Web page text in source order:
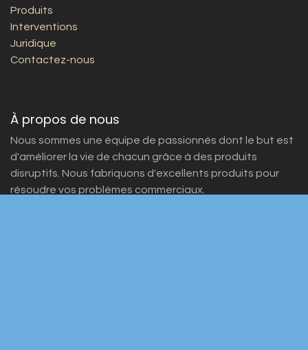
Produits
Interventions
Juridique
Contactez-nous
À propos de nous
Nous sommes une équipe de passionnés dont le but est
d'améliorer la vie de chacun grâce à des produits
disruptifs. Nous fabriquons d'excellents produits pour
résoudre vos problèmes commerciaux.